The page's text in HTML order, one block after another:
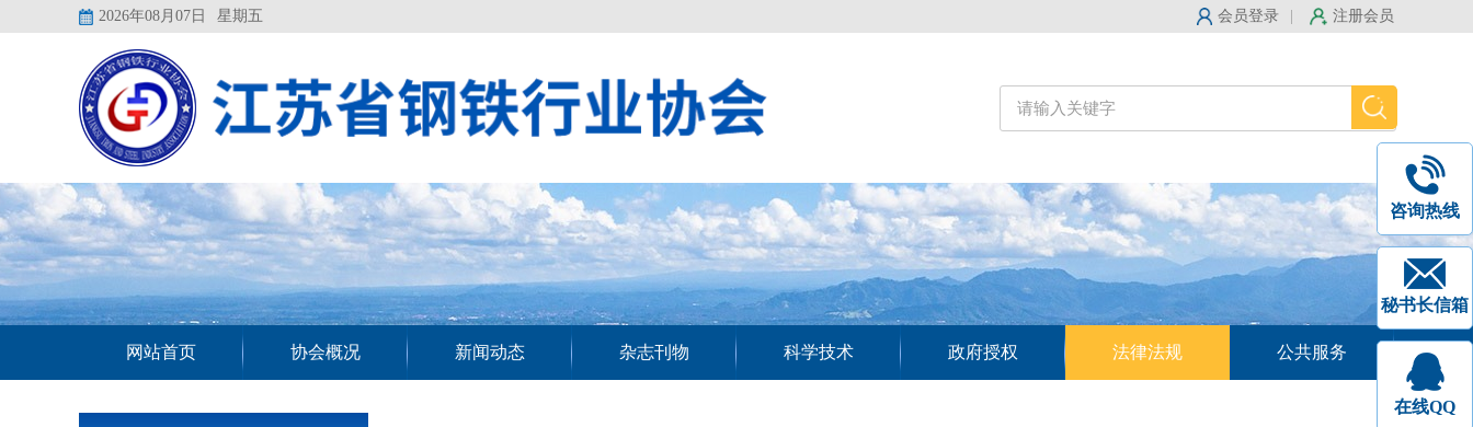
2026年08月07日 星期五 会员登录 注册会员
网站首页 协会概况 新闻动态 杂志刊物 科学技术 政府授权 法律法规 公共服务
咨询热线
秘书长信箱
在线QQ